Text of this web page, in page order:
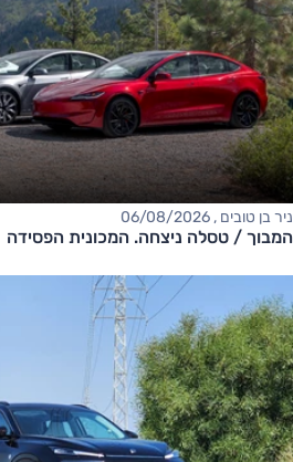
ניר בן טובים , 06/08/2026
המבוך / טסלה ניצחה. המכונית הפסידה